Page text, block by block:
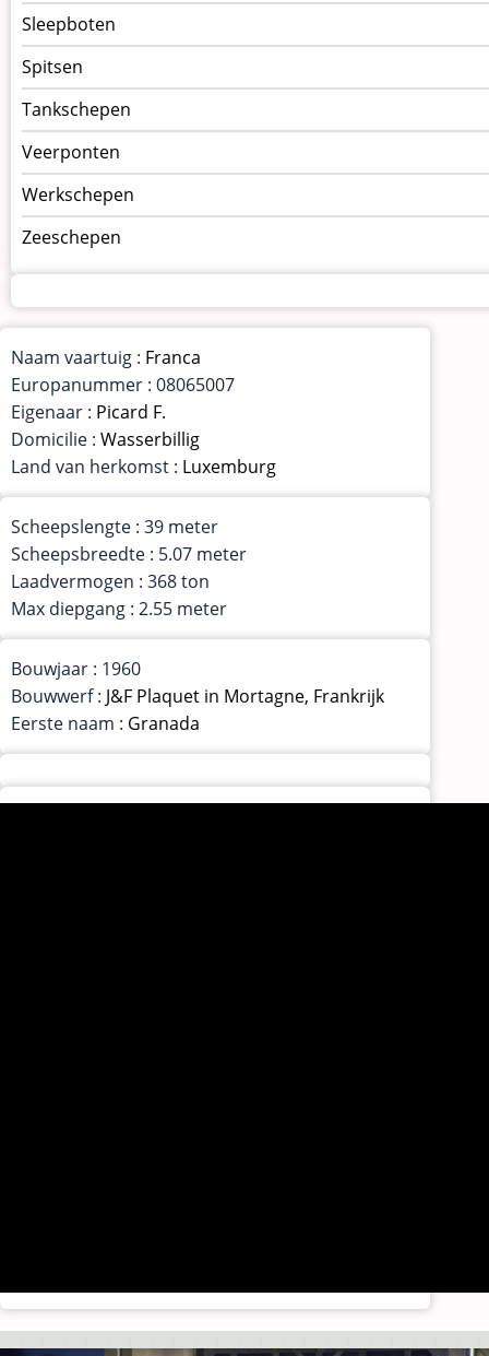
Sleepboten
Spitsen
Tankschepen
Veerponten
Werkschepen
Zeeschepen
Naam vaartuig : Franca
Europanummer : 08065007
Eigenaar : Picard F.
Domicilie : Wasserbillig
Land van herkomst : Luxemburg
Scheepslengte : 39 meter
Scheepsbreedte : 5.07 meter
Laadvermogen : 368 ton
Max diepgang : 2.55 meter
Bouwjaar : 1960
Bouwwerf : J&F Plaquet in Mortagne, Frankrijk
Eerste naam : Granada